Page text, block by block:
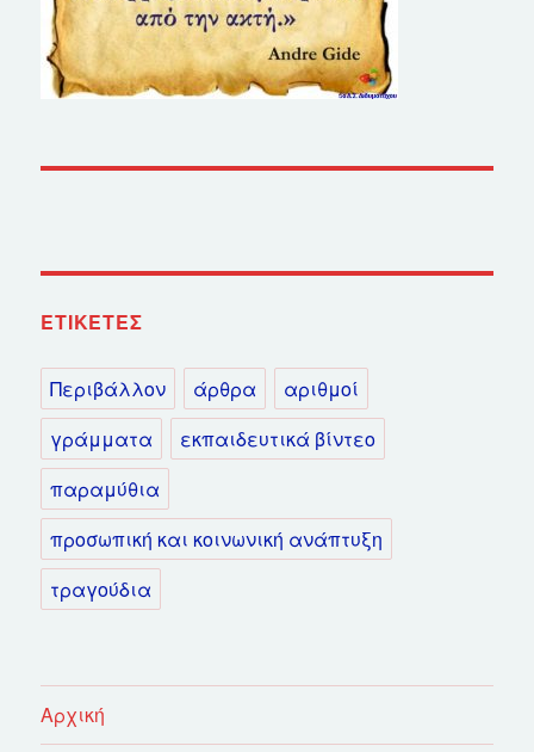
ΕΤΙΚΈΤΕΣ
Περιβάλλον άρθρα
αριθμοί
γράμματα
εκπαιδευτικά βίντεο
παραμύθια
προσωπική και κοινωνική ανάπτυξη
τραγούδια
Αρχική